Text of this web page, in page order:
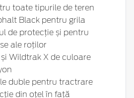
toate tipurile de teren
Black pentru grila
de protecție și pentru
ale roților
și Wildtrak X de culoare
duble pentru tractrare
din oțel în față